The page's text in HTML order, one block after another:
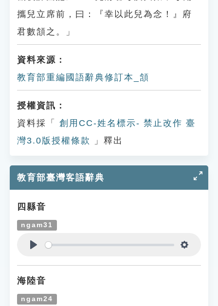
攜兒立席前，曰：『幸以此兒為念！』府
君數頷之。」
資料來源：
教育部重編國語辭典修訂本_頷
授權資訊：
資料採「
創用CC-姓名標示- 禁止改作 臺
灣3.0版授權條款
」釋出
教育部臺灣客語辭典
四縣音
ngam31
海陸音
ngam24